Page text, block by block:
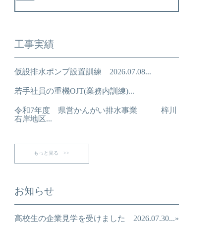
工事実績
仮設排水ポンプ設置訓練 2026.07.08...
若手社員の重機OJT(業務内訓練)...
令和7年度 県営かんがい排水事業 梓川
右岸地区...
もっと見る >>
お知らせ
高校生の企業見学を受けました 2026.07.30...»